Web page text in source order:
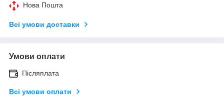
Нова Пошта
Всі умови доставки
Умови оплати
Післяплата
Всі умови оплати